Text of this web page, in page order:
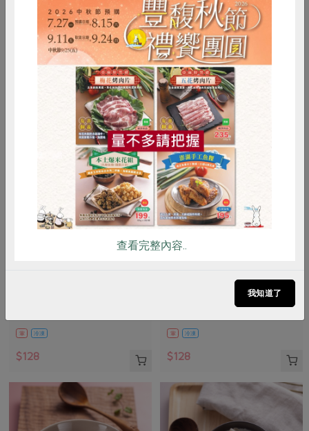
300公克(100公克x3入) 240公克
葷 冷凍
$150
葷 冷凍
$128
葷 冷凍
$128
RPET 食譜 減硝酸鹽
雞蛋 食安 共同購買
查看完整內容..
我知道了